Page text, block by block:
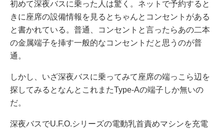
初めて深夜バスに乗った人は驚く。ネットで予約すると
きに座席の設備情報を見るとちゃんとコンセントがある
と書かれている。普通、コンセントと言ったらあの二本
の金属端子を挿す一般的なコンセントだと思うのが普
通。
しかし、いざ深夜バスに乗ってみて座席の端っこら辺を
探してみるとなんとこれまたType-Aの端子しか無いの
だ。
深夜バスでU.F.O.シリーズの電動乳首責めマシンを充電